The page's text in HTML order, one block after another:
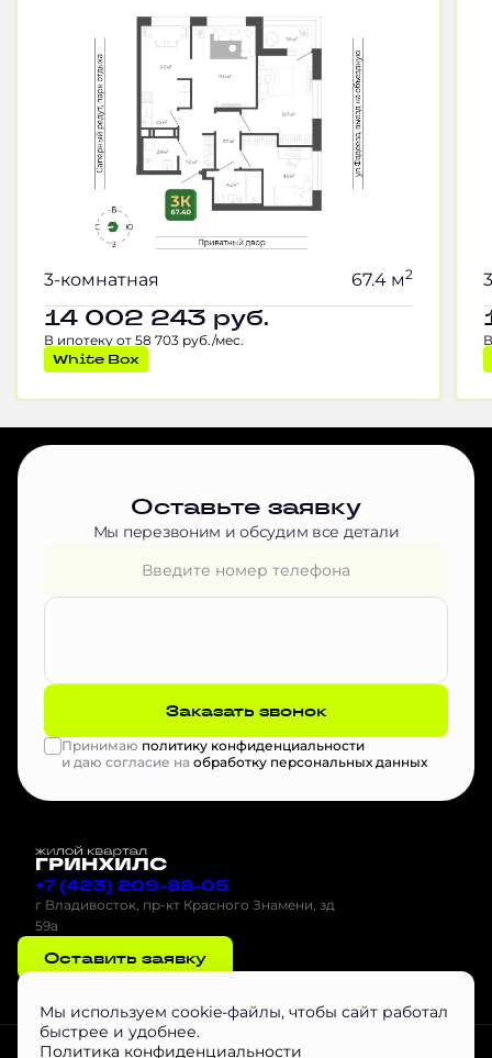
3-комнатная 67.4 м2
14 002 243 руб.
В ипотеку от 58 703 руб./мес.
White Box
Оставьте заявку
Мы перезвоним и обсудим все детали
Заказать звонок
Принимаю политику конфиденциальности
и даю согласие на обработку персональных данных
+7 (423) 209-88-05
г Владивосток, пр-кт Красного Знамени, зд
59а
Оставить заявку
Проектная декларация на наш.дом.рф
Мы используем cookie-файлы, чтобы сайт работал
быстрее и удобнее.
Политика конфиденциальности